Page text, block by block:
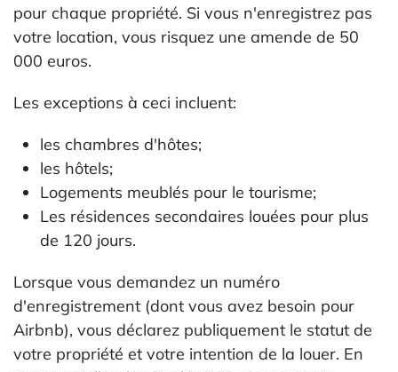
pour chaque propriété. Si vous n'enregistrez pas
votre location, vous risquez une amende de 50
000 euros.
Les exceptions à ceci incluent:
les chambres d'hôtes;
les hôtels;
Logements meublés pour le tourisme;
Les résidences secondaires louées pour plus
de 120 jours.
Lorsque vous demandez un numéro
d'enregistrement (dont vous avez besoin pour
Airbnb), vous déclarez publiquement le statut de
votre propriété et votre intention de la louer. En